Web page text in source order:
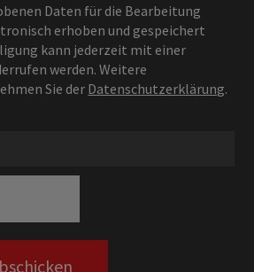
Daten für die Bearbeitung
erhoben und gespeichert
kann jederzeit mit einer
werden. Weitere
Sie der Datenschutzerklärung.